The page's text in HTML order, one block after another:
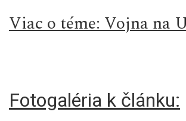
Viac o téme: Vojna na
Fotogaléria k článku: